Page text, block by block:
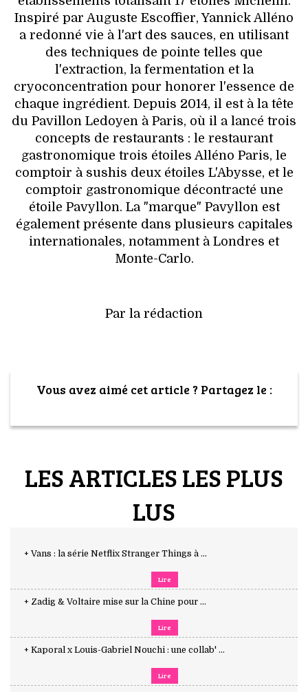
Inspiré par Auguste Escoffier, Yannick Alléno
a redonné vie à l'art des sauces, en utilisant
des techniques de pointe telles que
l'extraction, la fermentation et la
cryoconcentration pour honorer l'essence de
chaque ingrédient. Depuis 2014, il est à la tête
du Pavillon Ledoyen à Paris, où il a lancé trois
concepts de restaurants : le restaurant
gastronomique trois étoiles Alléno Paris, le
comptoir à sushis deux étoiles L'Abysse, et le
comptoir gastronomique décontracté une
étoile Pavyllon. La "marque" Pavyllon est
également présente dans plusieurs capitales
internationales, notamment à Londres et
Monte-Carlo.
Par la rédaction
Vous avez aimé cet article ? Partagez le :
LES ARTICLES LES PLUS
LUS
+ Vans : la série Netflix Stranger Things à ...
Lire
+ Zadig & Voltaire mise sur la Chine pour ...
Lire
+ Kaporal x Louis-Gabriel Nouchi : une collab' ...
Lire